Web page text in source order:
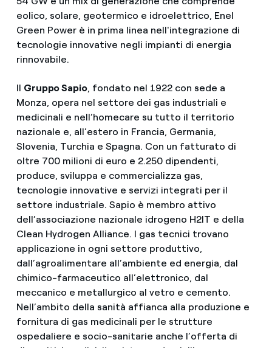
eolico, solare, geotermico e idroelettrico, Enel
Green Power è in prima linea nell'integrazione di
tecnologie innovative negli impianti di energia
rinnovabile.
Il Gruppo Sapio, fondato nel 1922 con sede a
Monza, opera nel settore dei gas industriali e
medicinali e nell’homecare su tutto il territorio
nazionale e, all’estero in Francia, Germania,
Slovenia, Turchia e Spagna. Con un fatturato di
oltre 700 milioni di euro e 2.250 dipendenti,
produce, sviluppa e commercializza gas,
tecnologie innovative e servizi integrati per il
settore industriale. Sapio è membro attivo
dell’associazione nazionale idrogeno H2IT e della
Clean Hydrogen Alliance. I gas tecnici trovano
applicazione in ogni settore produttivo,
dall’agroalimentare all’ambiente ed energia, dal
chimico-farmaceutico all’elettronico, dal
meccanico e metallurgico al vetro e cemento.
Nell’ambito della sanità affianca alla produzione e
fornitura di gas medicinali per le strutture
ospedaliere e socio-sanitarie anche l’offerta di